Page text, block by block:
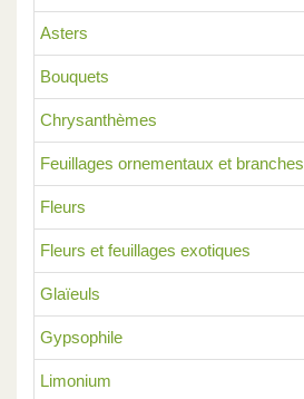
Asters
Bouquets
Chrysanthèmes
Feuillages ornementaux et branches
Fleurs
Fleurs et feuillages exotiques
Glaïeuls
Gypsophile
Limonium